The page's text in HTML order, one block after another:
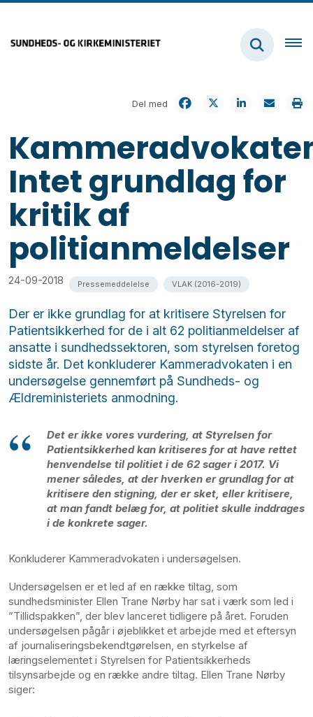
Del med
Intet grundlag for
kritik af
politianmeldelser
24-09-2018 Pressemeddelelse VLAK (2016-2019)
Der er ikke grundlag for at kritisere Styrelsen for
Patientsikkerhed for de i alt 62 politianmeldelser af
ansatte i sundhedssektoren, som styrelsen foretog
sidste år. Det konkluderer Kammeradvokaten i en
undersøgelse gennemført på Sundheds- og
Ældreministeriets anmodning.
Det er ikke vores vurdering, at Styrelsen for
Patientsikkerhed kan kritiseres for at have rettet
henvendelse til politiet i de 62 sager i 2017. Vi
mener således, at der hverken er grundlag for at
kritisere den stigning, der er sket, eller kritisere,
at man fandt belæg for, at politiet skulle inddrages
i de konkrete sager.
Konkluderer Kammeradvokaten i undersøgelsen.
Undersøgelsen er et led af en række tiltag, som
sundhedsminister Ellen Trane Nørby har sat i værk som led i
”Tillidspakken”, der blev lanceret tidligere på året. Foruden
undersøgelsen pågår i øjeblikket et arbejde med et eftersyn
af journaliseringsbekendtgørelsen, en styrkelse af
læringselementet i Styrelsen for Patientsikkerheds
tilsynsarbejde og en række andre tiltag. Ellen Trane Nørby
siger: